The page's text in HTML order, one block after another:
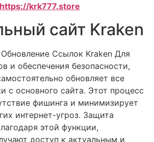
https://krk777.store
сайт Kraken
Ссылок Kraken Для
и обеспечения безопасности,
обновляет все
с основного сайта. Этот процесс
фишинга и минимизирует
интернет-угроз. Защита
этой функции,
доступ к актуальным и